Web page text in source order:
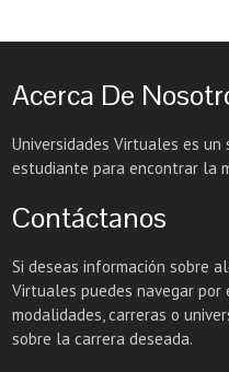
Acerca De
Universidades Virtuales es
estudiante para encontrar la
Contáctanos
Si deseas información sobre
Virtuales puedes navegar
modalidades, carreras o
sobre la carrera deseada.